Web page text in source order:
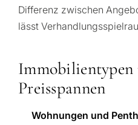
Differenz zwischen
lässt
Immobilientypen
Preisspannen
Wohnungen und